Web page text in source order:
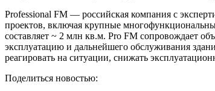
Professional FM — российская компания с
проектов, включая крупные
составляет ~ 2 млн кв.м. Pro FM сопровождает
эксплуатацию и дальнейшего обслуживания
реагировать на ситуации, снижать
Поделиться новостью: